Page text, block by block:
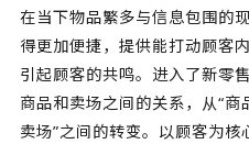
在当下物品繁多与信息包围的
得更加便捷，提供能打动顾客
引起顾客的共鸣。进入了新零
商品和卖场之间的关系，从“商
卖场”之间的转变。以顾客为